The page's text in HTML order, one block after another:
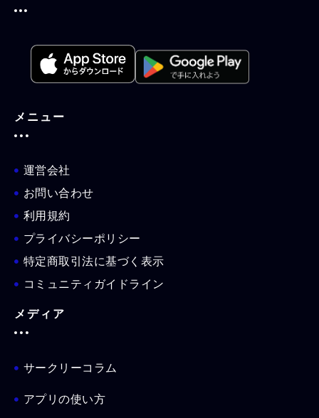
メニュー
運営会社
お問い合わせ
利用規約
プライバシーポリシー
特定商取引法に基づく表示
コミュニティガイドライン
メディア
サークリーコラム
アプリの使い方